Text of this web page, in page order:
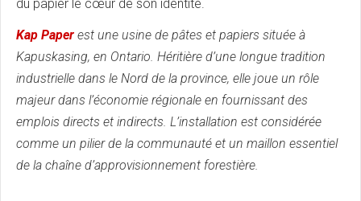
du papier le cœur de son identité.
Kap Paper est une usine de pâtes et papiers située à
Kapuskasing, en Ontario. Héritière d’une longue tradition
industrielle dans le Nord de la province, elle joue un rôle
majeur dans l’économie régionale en fournissant des
emplois directs et indirects. L’installation est considérée
comme un pilier de la communauté et un maillon essentiel
de la chaîne d’approvisionnement forestière.